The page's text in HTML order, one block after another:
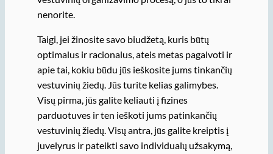
nenorite.
Taigi, jei žinosite savo biudžetą, kuris būtų
optimalus ir racionalus, ateis metas pagalvoti ir
apie tai, kokiu būdu jūs ieškosite jums tinkančių
vestuvinių žiedų. Jūs turite kelias galimybes.
Visų pirma, jūs galite keliauti į fizines
parduotuves ir ten ieškoti jums patinkančių
vestuvinių žiedų. Visų antra, jūs galite kreiptis į
juvelyrus ir pateikti savo individualų užsakymą,